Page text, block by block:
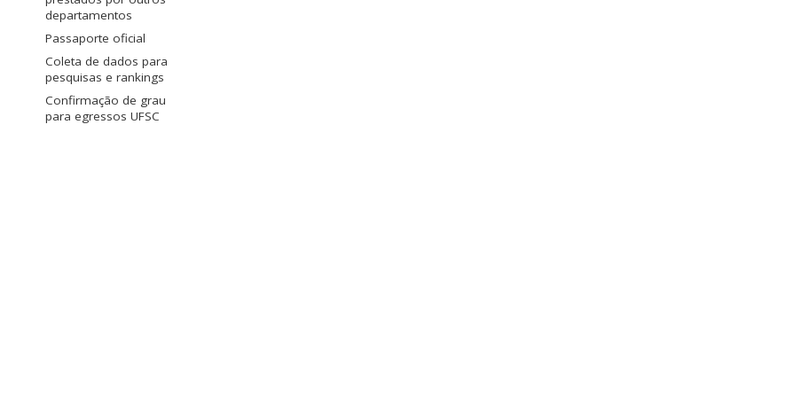
departamentos
Passaporte oficial
Coleta de dados para
pesquisas e rankings
Confirmação de grau
para egressos UFSC